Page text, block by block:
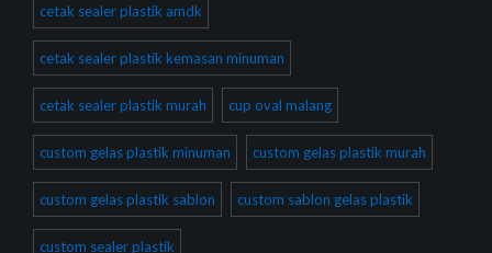
cetak sealer plastik amdk
cetak sealer plastik kemasan minuman
cetak sealer plastik murah cup oval malang
custom gelas plastik minuman custom gelas plastik murah
custom gelas plastik sablon custom sablon gelas plastik
custom sealer plastik